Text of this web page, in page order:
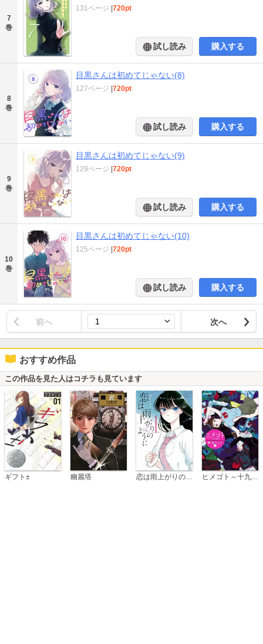
7
巻
131ページ |720pt
試し読み 購入する
8
巻
目黒さんは初めてじゃない(8)
127ページ |720pt
試し読み 購入する
9
巻
目黒さんは初めてじゃない(9)
129ページ |720pt
試し読み 購入する
10
巻
目黒さんは初めてじゃない(10)
125ページ |720pt
試し読み 購入する
前へ 次へ
おすすめ作品
この作品を見た人はコチラも見ています
ギフト± 幽麗塔 ヒメゴト～十九歳の制服～